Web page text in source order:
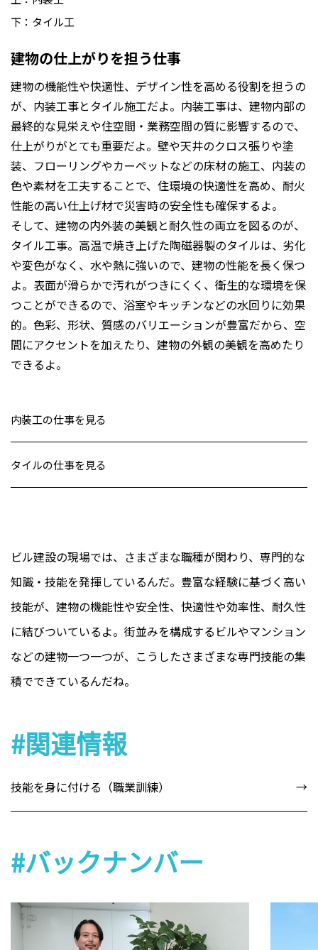
下：タイル工
建物の仕上がりを担う仕事
建物の機能性や快適性、デザイン性を高める役割を担うの
が、内装工事とタイル施工だよ。内装工事は、建物内部の
最終的な見栄えや住空間・業務空間の質に影響するので、
仕上がりがとても重要だよ。壁や天井のクロス張りや塗
装、フローリングやカーペットなどの床材の施工、内装の
色や素材を工夫することで、住環境の快適性を高め、耐火
性能の高い仕上げ材で災害時の安全性も確保するよ。
そして、建物の内外装の美観と耐久性の両立を図るのが、
タイル工事。高温で焼き上げた陶磁器製のタイルは、劣化
や変色がなく、水や熱に強いので、建物の性能を長く保つ
よ。表面が滑らかで汚れがつきにくく、衛生的な環境を保
つことができるので、浴室やキッチンなどの水回りに効果
的。色彩、形状、質感のバリエーションが豊富だから、空
間にアクセントを加えたり、建物の外観の美観を高めたり
できるよ。
内装工の仕事を見る
タイルの仕事を見る
ビル建設の現場では、さまざまな職種が関わり、専門的な
知識・技能を発揮しているんだ。豊富な経験に基づく高い
技能が、建物の機能性や安全性、快適性や効率性、耐久性
に結びついているよ。街並みを構成するビルやマンション
などの建物一つ一つが、こうしたさまざまな専門技能の集
積でできているんだね。
#関連情報
技能を身に付ける（職業訓練）
#バックナンバー